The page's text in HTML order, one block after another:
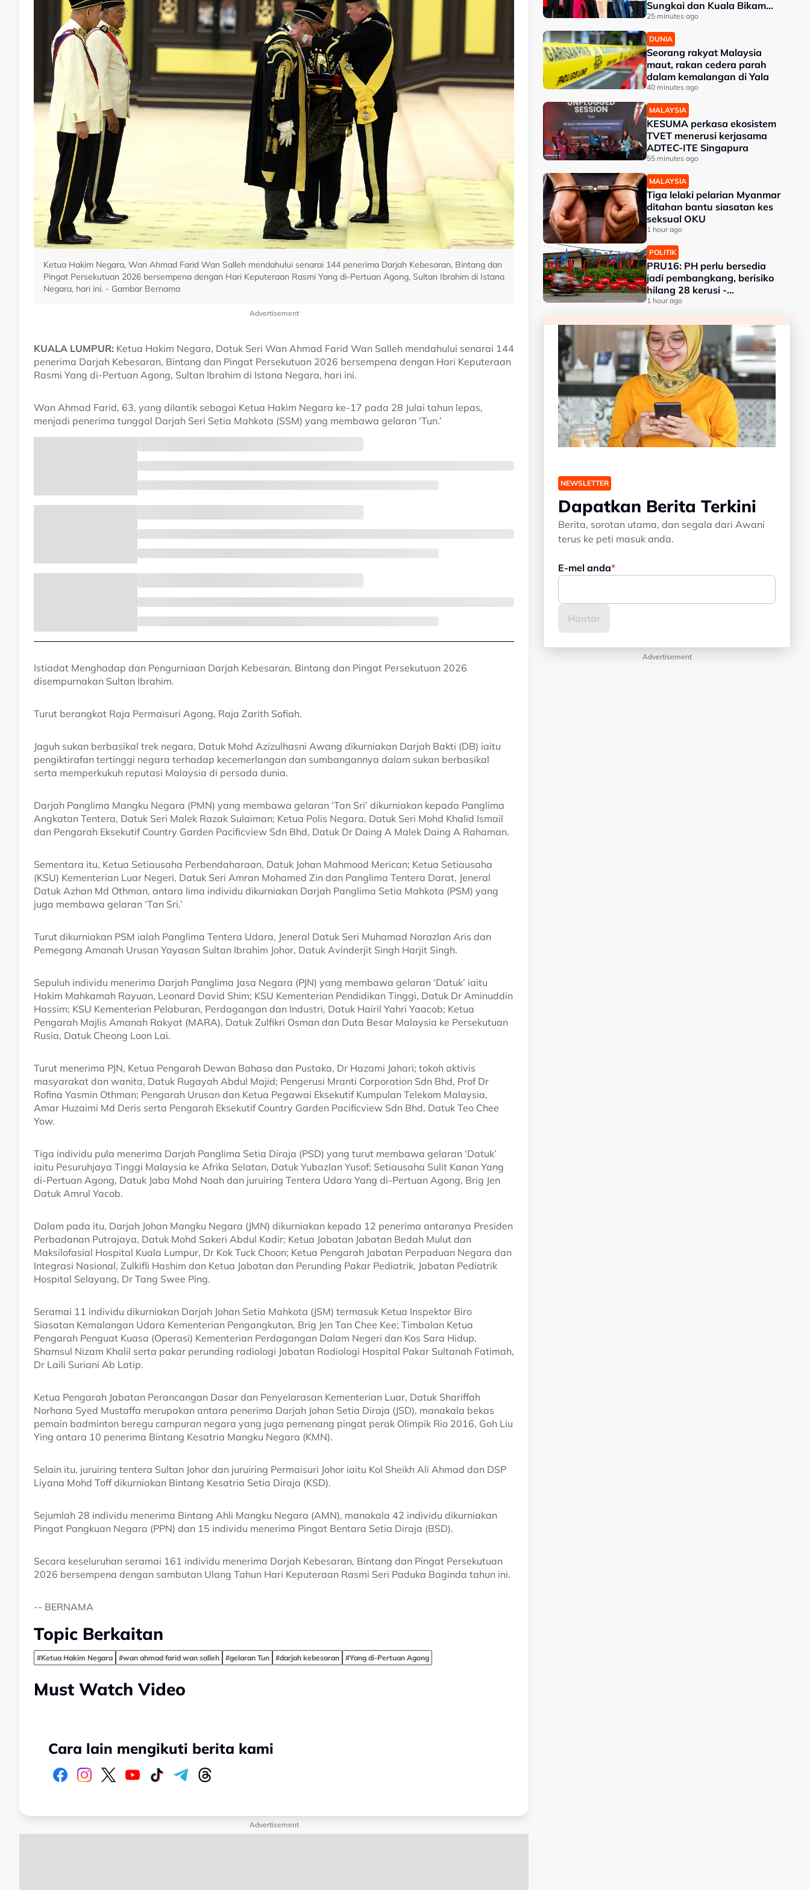
Ketua Hakim Negara, Wan Ahmad Farid Wan Salleh mendahului senarai 144 penerima Darjah Kebesaran, Bintang dan
Pingat Persekutuan 2026 bersempena dengan Hari Keputeraan Rasmi Yang di-Pertuan Agong, Sultan Ibrahim di Istana
Negara, hari ini. - Gambar Bernama
Advertisement
KUALA LUMPUR: Ketua Hakim Negara, Datuk Seri Wan Ahmad Farid Wan Salleh mendahului senarai 144
penerima Darjah Kebesaran, Bintang dan Pingat Persekutuan 2026 bersempena dengan Hari Keputeraan
Rasmi Yang di-Pertuan Agong, Sultan Ibrahim di Istana Negara, hari ini.
Wan Ahmad Farid, 63, yang dilantik sebagai Ketua Hakim Negara ke-17 pada 28 Julai tahun lepas,
menjadi penerima tunggal Darjah Seri Setia Mahkota (SSM) yang membawa gelaran ‘Tun.’
Istiadat Menghadap dan Pengurniaan Darjah Kebesaran, Bintang dan Pingat Persekutuan 2026
disempurnakan Sultan Ibrahim.
Turut berangkat Raja Permaisuri Agong, Raja Zarith Sofiah.
Jaguh sukan berbasikal trek negara, Datuk Mohd Azizulhasni Awang dikurniakan Darjah Bakti (DB) iaitu
pengiktirafan tertinggi negara terhadap kecemerlangan dan sumbangannya dalam sukan berbasikal
serta memperkukuh reputasi Malaysia di persada dunia.
Darjah Panglima Mangku Negara (PMN) yang membawa gelaran ‘Tan Sri’ dikurniakan kepada Panglima
Angkatan Tentera, Datuk Seri Malek Razak Sulaiman; Ketua Polis Negara, Datuk Seri Mohd Khalid Ismail
dan Pengarah Eksekutif Country Garden Pacificview Sdn Bhd, Datuk Dr Daing A Malek Daing A Rahaman.
Sementara itu, Ketua Setiausaha Perbendaharaan, Datuk Johan Mahmood Merican; Ketua Setiausaha
(KSU) Kementerian Luar Negeri, Datuk Seri Amran Mohamed Zin dan Panglima Tentera Darat, Jeneral
Datuk Azhan Md Othman, antara lima individu dikurniakan Darjah Panglima Setia Mahkota (PSM) yang
juga membawa gelaran ‘Tan Sri.’
Turut dikurniakan PSM ialah Panglima Tentera Udara, Jeneral Datuk Seri Muhamad Norazlan Aris dan
Pemegang Amanah Urusan Yayasan Sultan Ibrahim Johor, Datuk Avinderjit Singh Harjit Singh.
Sepuluh individu menerima Darjah Panglima Jasa Negara (PJN) yang membawa gelaran ‘Datuk’ iaitu
Hakim Mahkamah Rayuan, Leonard David Shim; KSU Kementerian Pendidikan Tinggi, Datuk Dr Aminuddin
Hassim; KSU Kementerian Pelaburan, Perdagangan dan Industri, Datuk Hairil Yahri Yaacob; Ketua
Pengarah Majlis Amanah Rakyat (MARA), Datuk Zulfikri Osman dan Duta Besar Malaysia ke Persekutuan
Rusia, Datuk Cheong Loon Lai.
Turut menerima PJN, Ketua Pengarah Dewan Bahasa dan Pustaka, Dr Hazami Jahari; tokoh aktivis
masyarakat dan wanita, Datuk Rugayah Abdul Majid; Pengerusi Mranti Corporation Sdn Bhd, Prof Dr
Rofina Yasmin Othman; Pengarah Urusan dan Ketua Pegawai Eksekutif Kumpulan Telekom Malaysia,
Amar Huzaimi Md Deris serta Pengarah Eksekutif Country Garden Pacificview Sdn Bhd, Datuk Teo Chee
Yow.
Tiga individu pula menerima Darjah Panglima Setia Diraja (PSD) yang turut membawa gelaran ‘Datuk’
iaitu Pesuruhjaya Tinggi Malaysia ke Afrika Selatan, Datuk Yubazlan Yusof; Setiausaha Sulit Kanan Yang
di-Pertuan Agong, Datuk Jaba Mohd Noah dan juruiring Tentera Udara Yang di-Pertuan Agong, Brig Jen
Datuk Amrul Yacob.
Dalam pada itu, Darjah Johan Mangku Negara (JMN) dikurniakan kepada 12 penerima antaranya Presiden
Perbadanan Putrajaya, Datuk Mohd Sakeri Abdul Kadir; Ketua Jabatan Jabatan Bedah Mulut dan
Maksilofasial Hospital Kuala Lumpur, Dr Kok Tuck Choon; Ketua Pengarah Jabatan Perpaduan Negara dan
Integrasi Nasional, Zulkifli Hashim dan Ketua Jabatan dan Perunding Pakar Pediatrik, Jabatan Pediatrik
Hospital Selayang, Dr Tang Swee Ping.
Seramai 11 individu dikurniakan Darjah Johan Setia Mahkota (JSM) termasuk Ketua Inspektor Biro
Siasatan Kemalangan Udara Kementerian Pengangkutan, Brig Jen Tan Chee Kee; Timbalan Ketua
Pengarah Penguat Kuasa (Operasi) Kementerian Perdagangan Dalam Negeri dan Kos Sara Hidup,
Shamsul Nizam Khalil serta pakar perunding radiologi Jabatan Radiologi Hospital Pakar Sultanah Fatimah,
Dr Laili Suriani Ab Latip.
Ketua Pengarah Jabatan Perancangan Dasar dan Penyelarasan Kementerian Luar, Datuk Shariffah
Norhana Syed Mustaffa merupakan antara penerima Darjah Johan Setia Diraja (JSD), manakala bekas
pemain badminton beregu campuran negara yang juga pemenang pingat perak Olimpik Rio 2016, Goh Liu
Ying antara 10 penerima Bintang Kesatria Mangku Negara (KMN).
Selain itu, juruiring tentera Sultan Johor dan juruiring Permaisuri Johor iaitu Kol Sheikh Ali Ahmad dan DSP
Liyana Mohd Toff dikurniakan Bintang Kesatria Setia Diraja (KSD).
Sejumlah 28 individu menerima Bintang Ahli Mangku Negara (AMN), manakala 42 individu dikurniakan
Pingat Pangkuan Negara (PPN) dan 15 individu menerima Pingat Bentara Setia Diraja (BSD).
Secara keseluruhan seramai 161 individu menerima Darjah Kebesaran, Bintang dan Pingat Persekutuan
2026 bersempena dengan sambutan Ulang Tahun Hari Keputeraan Rasmi Seri Paduka Baginda tahun ini.
-- BERNAMA
Topic Berkaitan
#Ketua Hakim Negara #wan ahmad farid wan salleh #gelaran Tun #darjah kebesaran #Yang di-Pertuan Agong
Must Watch Video
Cara lain mengikuti berita kami
Advertisement
Sungkai dan Kuala Bikam
terima geran tanah
25 minutes ago
DUNIA
Seorang rakyat Malaysia
maut, rakan cedera parah
dalam kemalangan di Yala
40 minutes ago
MALAYSIA
KESUMA perkasa ekosistem
TVET menerusi kerjasama
ADTEC-ITE Singapura
55 minutes ago
MALAYSIA
Tiga lelaki pelarian Myanmar
ditahan bantu siasatan kes
seksual OKU
1 hour ago
POLITIK
PRU16: PH perlu bersedia
jadi pembangkang, berisiko
hilang 28 kerusi -
Penganalisis
1 hour ago
NEWSLETTER
Dapatkan Berita Terkini
Berita, sorotan utama, dan segala dari Awani
terus ke peti masuk anda.
E-mel anda
Advertisement